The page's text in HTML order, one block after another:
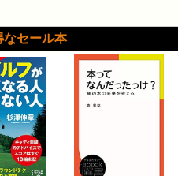
セール本